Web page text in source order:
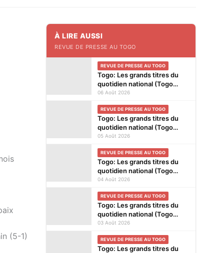
(5-1)
À LIRE AUSSI
REVUE DE PRESSE AU TOGO
REVUE DE PRESSE AU TOGO
Togo: Les grands titres du
quotidien national (Togo
Presse) et des journaux
Août 2026
06 Août 2026
REVUE DE PRESSE AU TOGO
Togo: Les grands titres du
quotidien national (Togo
Presse) et des journaux
mercredi 5 Août 2026
05 Août 2026
REVUE DE PRESSE AU TOGO
Togo: Les grands titres du
quotidien national (Togo
Presse) et des journaux
4 Août 2026
04 Août 2026
REVUE DE PRESSE AU TOGO
Togo: Les grands titres du
quotidien national (Togo
Presse) et des journaux
Août 2026
03 Août 2026
REVUE DE PRESSE AU TOGO
Togo: Les grands titres du